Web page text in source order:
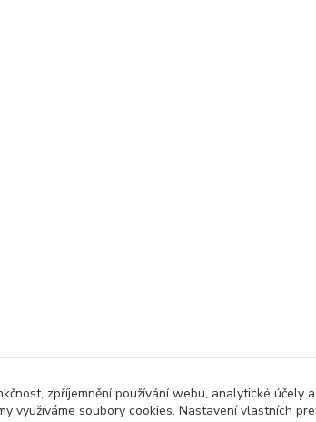
zpříjemnění používání webu, analytické účely
využíváme soubory cookies. Nastavení vlastních